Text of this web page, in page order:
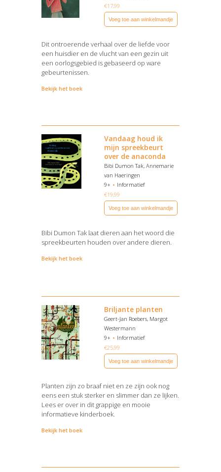
€17,99
Voeg toe aan winkelmandje
Dit ontroerende verhaal over de liefde voor
een huisdier en de vlucht van een gezin uit
een oorlogsgebied is gebaseerd op ware
gebeurtenissen.
Bekijk het boek
Vandaag houd ik
mijn spreekbeurt
over de anaconda
Bibi Dumon Tak, Annemarie
van Haeringen
9+
Informatief
€19,99
Voeg toe aan winkelmandje
Bibi Dumon Tak laat dieren aan het woord die
spreekbeurten houden over andere dieren.
Bekijk het boek
Briljante planten
Geert-Jan Roebers, Margot
Westermann
9+
Informatief
€25,99
Voeg toe aan winkelmandje
Planten zijn zo braaf niet en ze zijn ook nog
eens een stuk sterker en slimmer dan ze lijken.
Lees er over in dit grappige en mooie
informatieve kinderboek.
Bekijk het boek